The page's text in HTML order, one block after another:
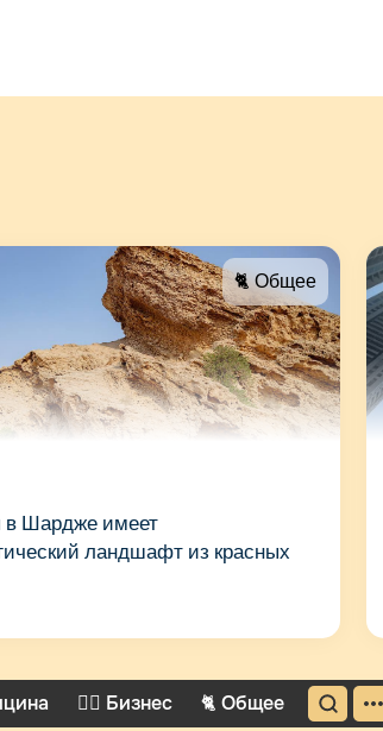
🐈 Общее
в Шардже имеет
ландшафт из красных
🤵‍♂️ Бизнес 🐈 Общее